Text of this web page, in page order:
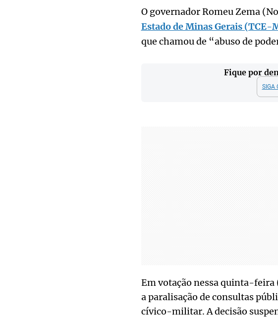
O governador Romeu Zema
Estado de Minas Gerais (TCE-
que chamou de “abuso de
Fique por
SIGA
Em votação nessa quinta-
a paralisação de consultas
cívico-militar. A decisão